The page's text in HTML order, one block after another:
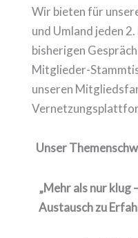
Wir bieten für
und Umland jeden
bisherigen
Mitglieder-
unseren
Unser
„Mehr als nur klug
Austausch zu